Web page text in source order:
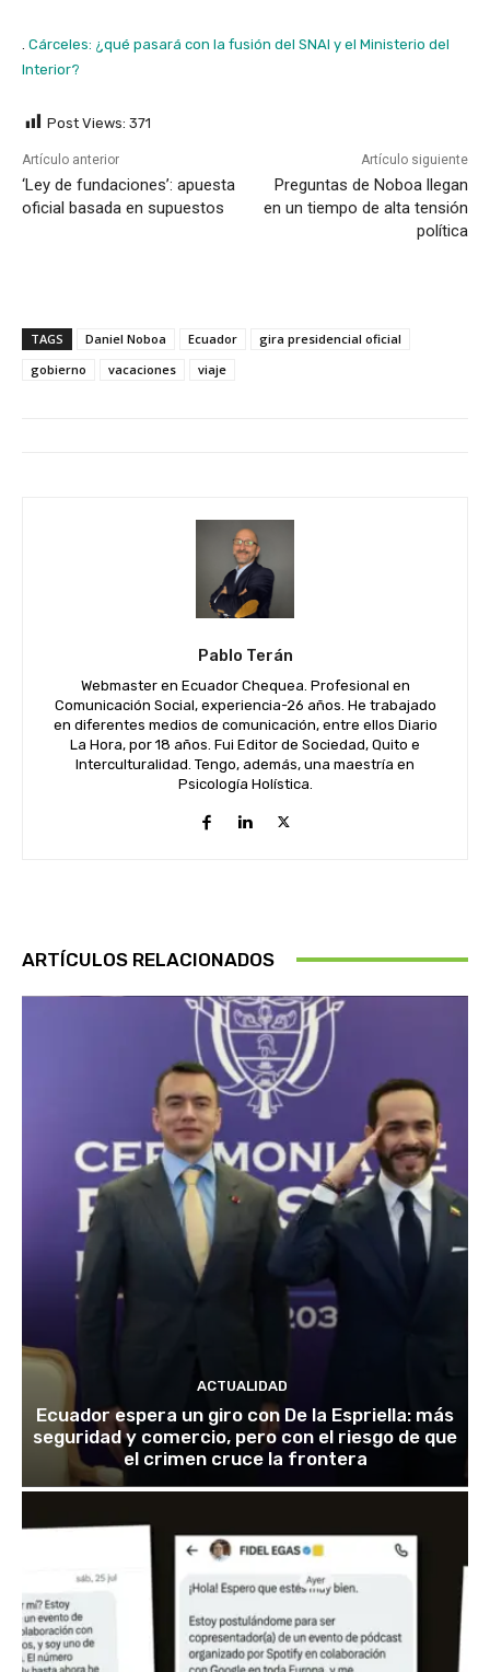
Cárceles: ¿qué pasará con la fusión del SNAI y el Ministerio del
Interior?
Post Views: 371
Artículo anterior
‘Ley de fundaciones’: apuesta
oficial basada en supuestos
Artículo siguiente
Preguntas de Noboa llegan
en un tiempo de alta tensión
política
TAGS Daniel Noboa Ecuador
gira presidencial oficial
gobierno
vacaciones viaje
Pablo Terán
Webmaster en Ecuador Chequea. Profesional en
Comunicación Social, experiencia-26 años. He trabajado
en diferentes medios de comunicación, entre ellos Diario
La Hora, por 18 años. Fui Editor de Sociedad, Quito e
Interculturalidad. Tengo, además, una maestría en
Psicología Holística.
ARTÍCULOS RELACIONADOS
ACTUALIDAD
Ecuador espera un giro con De la Espriella: más
seguridad y comercio, pero con el riesgo de que
el crimen cruce la frontera